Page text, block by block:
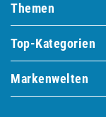
Themen
Top-Kategorien
Markenwelten